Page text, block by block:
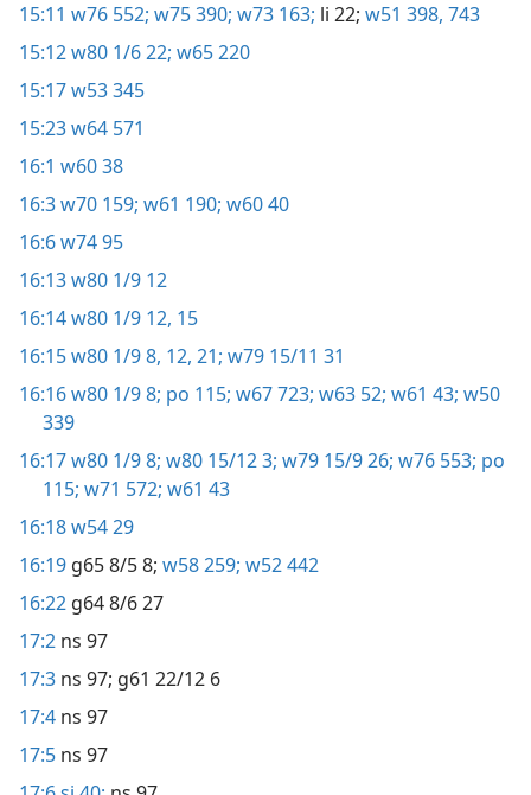
15:11 w76 552; w75 390; w73 163; li 22; w51 398, 743
15:12w80 1/6 22; w65 220
15:17w53 345
15:23w64 571
16:1 w60 38
16:3w70 159; w61 190; w60 40
16:6w74 95
16:13w80 1/9 12
16:14w80 1/9 12, 15
16:15w80 1/9 8, 12, 21; w79 15/11 31
16:16w80 1/9 8; po 115; w67 723; w63 52; w61 43; w50
339
16:17w80 1/9 8; w80 15/12 3; w79 15/9 26; w76 553; po
115; w71 572; w61 43
16:18w54 29
16:19 g65 8/5 8; w58 259; w52 442
16:22 g64 8/6 27
17:2 ns 97
17:3 ns 97; g61 22/12 6
17:4 ns 97
17:5 ns 97